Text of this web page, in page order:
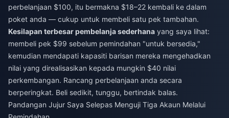
perbelanjaan $100, itu bermakna $18–22 kembali ke dalam
poket anda — cukup untuk membeli satu pek tambahan.
Kesilapan terbesar pembelanja sederhana yang saya lihat:
membeli pek $99 sebelum pemindahan "untuk bersedia,"
kemudian mendapati kapasiti barisan mereka mengehadkan
nilai yang direalisasikan kepada mungkin $40 nilai
perkembangan. Rancang perbelanjaan anda secara
berperingkat. Beli sedikit, tunggu, bertindak balas.
Pandangan Jujur Saya Selepas Menguji Tiga Akaun Melalui